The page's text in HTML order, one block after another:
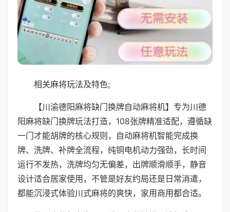
相关麻将玩法及特色;
【川渝德阳麻将缺门换牌自动麻将机】专为川德
阳麻将缺门换牌玩法打造，108张牌精准适配，遵循缺
一门才能胡牌的核心规则，自动麻将机智能完成换
牌、洗牌、补牌全流程，纯铜电机动力强劲，长时间
运行不发热，洗牌均匀无偏差，出牌顺滑顺手，静音
设计适合居家使用，不管是好友约局还是日常消遣，
都能沉浸式体验川式麻将的爽快，家用商用都合适。